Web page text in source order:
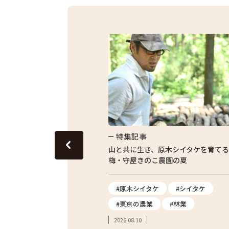
産ピーマン・ナスの選び
特集記事
山と共に生き、原木シイタケを育て
梅・守屋きのこ農園の夏
#原木シイタケ
#シイタケ
#東京の農業
#林業
2026.08.10